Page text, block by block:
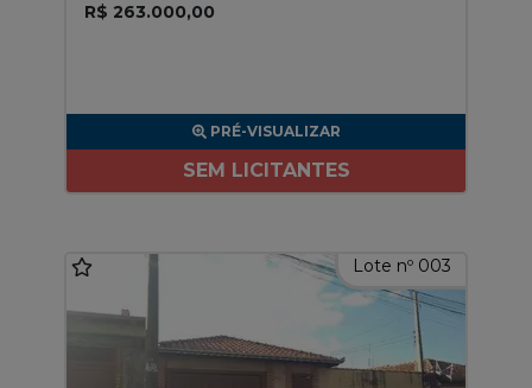
R$ 263.000,00
PRÉ-VISUALIZAR
SEM LICITANTES
Lote nº 003